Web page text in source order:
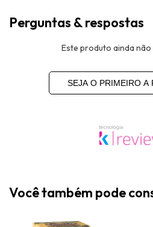
Perguntas & respostas
Este produto ainda
SEJA O PRIMEIRO A
Você também pode